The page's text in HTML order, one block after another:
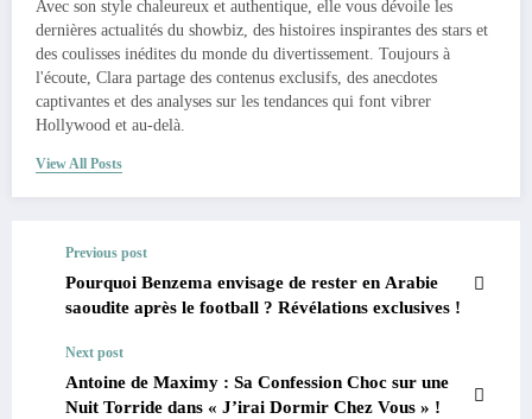
Avec son style chaleureux et authentique, elle vous dévoile les
dernières actualités du showbiz, des histoires inspirantes des stars et
des coulisses inédites du monde du divertissement. Toujours à
l'écoute, Clara partage des contenus exclusifs, des anecdotes
captivantes et des analyses sur les tendances qui font vibrer
Hollywood et au-delà.
View All Posts
Previous post
Pourquoi Benzema envisage de rester en Arabie
saoudite après le football ? Révélations exclusives !
Next post
Antoine de Maximy : Sa Confession Choc sur une
Nuit Torride dans « J’irai Dormir Chez Vous » !